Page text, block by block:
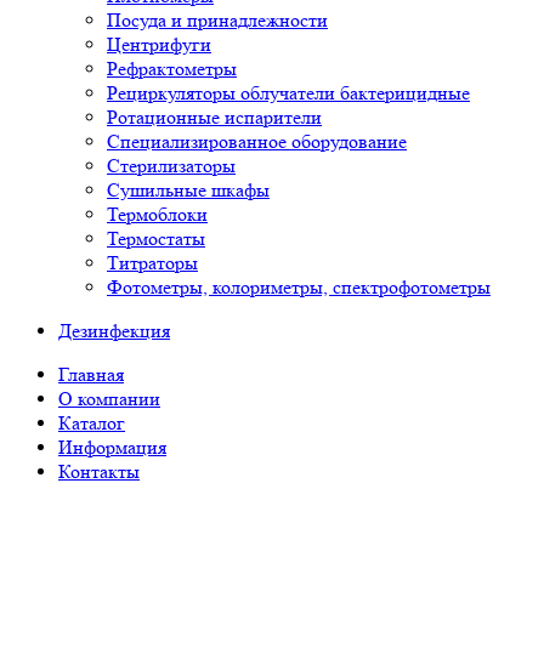
Посуда и принадлежности
Центрифуги
Рефрактометры
Рециркуляторы облучатели бактерицидные
Ротационные испарители
Специализированное оборудование
Стерилизаторы
Сушильные шкафы
Термоблоки
Термостаты
Титраторы
Фотометры, колориметры, спектрофотометры
Дезинфекция
Главная
О компании
Каталог
Информация
Контакты